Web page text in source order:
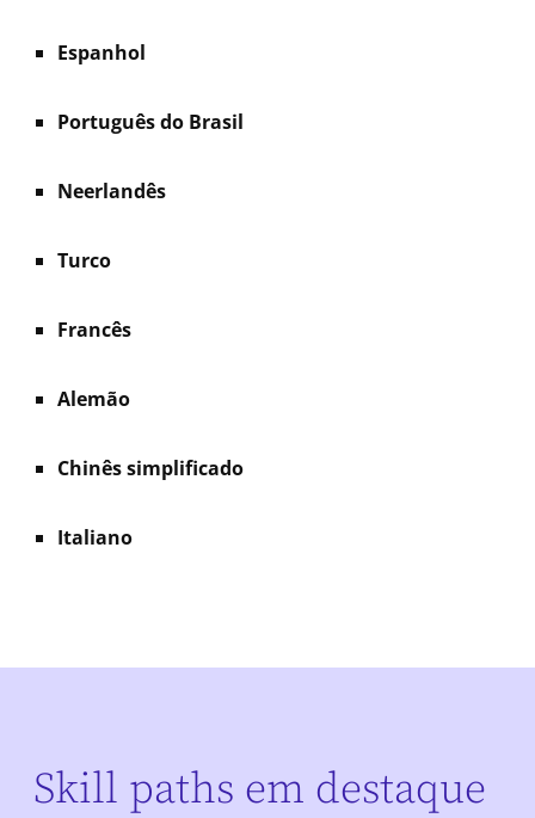
Espanhol
Português do Brasil
Neerlandês
Turco
Francês
Alemão
Chinês simplificado
Italiano
Skill paths em destaque